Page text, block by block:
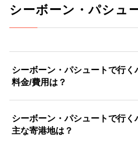
シーボーン・パシュ
シーボーン・パシュートで行
料金/費用は？
シーボーン・パシュートで行
主な寄港地は？